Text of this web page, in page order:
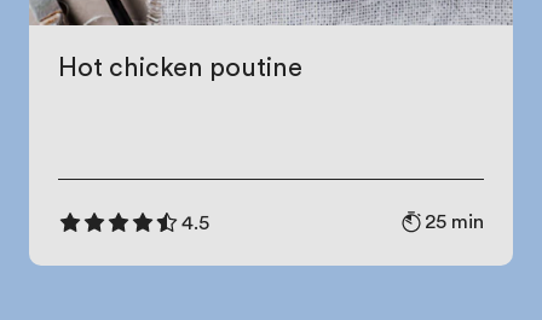
Hot chicken poutine
4.5 25 min